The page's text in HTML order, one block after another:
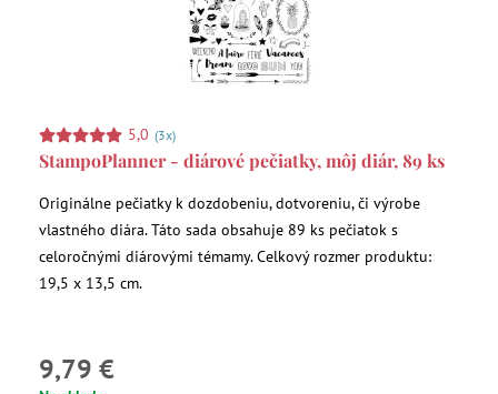
5,0 (3x)
StampoPlanner - diárové pečiatky, môj diár, 89 ks
Originálne pečiatky k dozdobeniu, dotvoreniu, či výrobe
vlastného diára. Táto sada obsahuje 89 ks pečiatok s
celoročnými diárovými témamy. Celkový rozmer produktu:
19,5 x 13,5 cm.
9,79 €